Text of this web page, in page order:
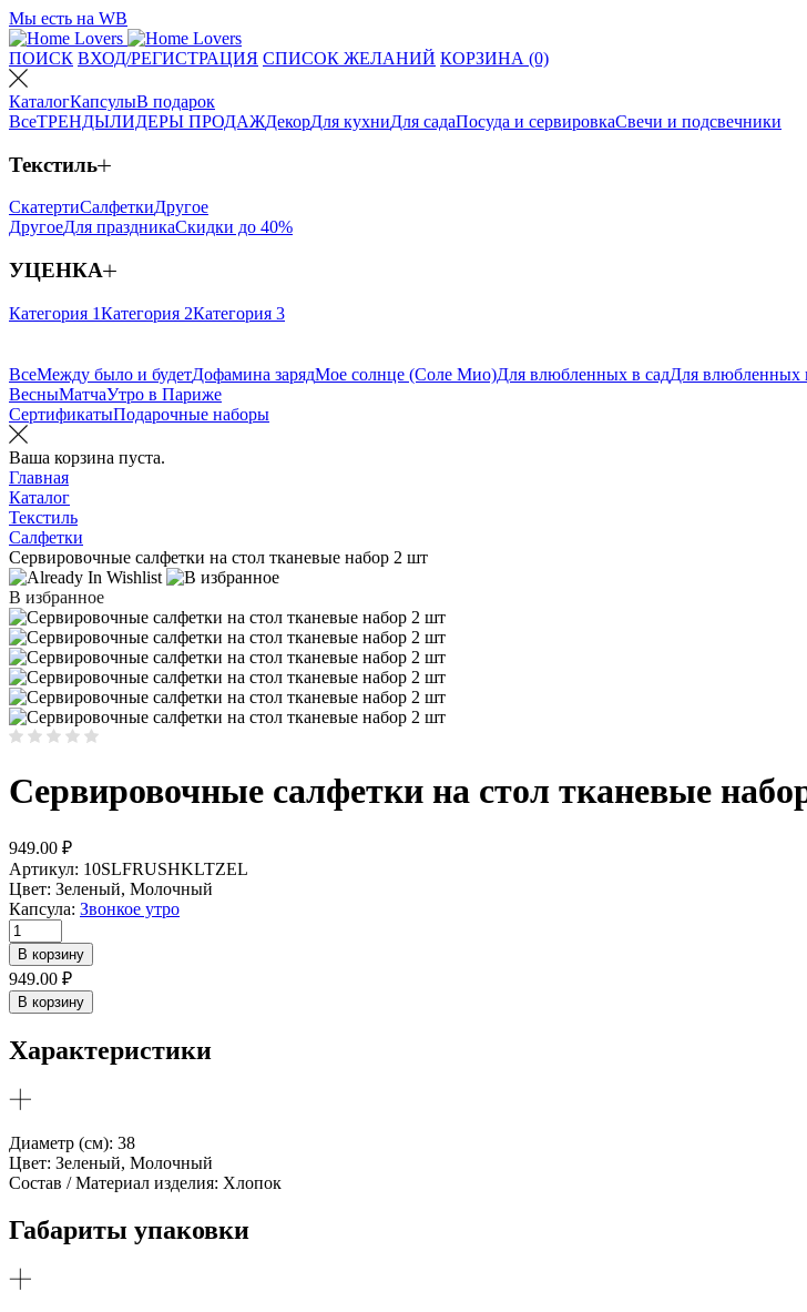
Мы есть на WB
ПОИСК ВХОД/РЕГИСТРАЦИЯ СПИСОК ЖЕЛАНИЙ КОРЗИНА (0)
КаталогКапсулыВ подарок
ВсеТРЕНДЫЛИДЕРЫ ПРОДАЖДекорДля кухниДля садаПосуда и сервировкаСвечи и подсвечники
Текстиль
СкатертиСалфеткиДругое
ДругоеДля праздникаСкидки до 40%
УЦЕНКА
Категория 1Категория 2Категория 3
ВсеМежду было и будетДофамина зарядМое солнце (Соле Мио)Для влюбленных в садДля влюбленных
ВесныМатчаУтро в Париже
СертификатыПодарочные наборы
Ваша корзина пуста.
Главная
Каталог
Текстиль
Салфетки
Сервировочные салфетки на стол тканевые набор 2 шт
В избранное
Сервировочные салфетки на стол тканевые
949.00 ₽
Артикул: 10SLFRUSHKLTZEL
Цвет: Зеленый, Молочный
Капсула: Звонкое утро
Количество
товара
Сервировочные
салфетки
на
тканевые
набор
шт
В корзину
949.00 ₽
В корзину
Характеристики
Диаметр (см): 38
Цвет: Зеленый, Молочный
Состав / Материал изделия: Хлопок
Габариты упаковки